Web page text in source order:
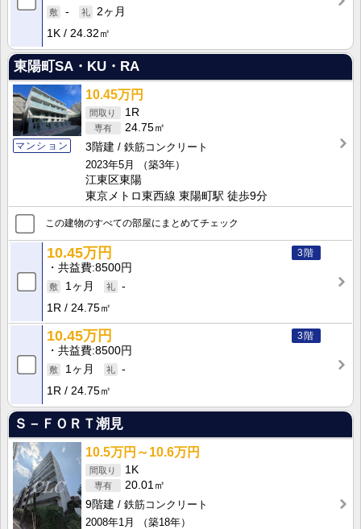
-
2ヶ月
1K
24.32㎡
東陽町SA・KU・RA
マンション
10.45万円
1R
24.75㎡
3階建
鉄筋コンクリート
2023年5月
（築3年）
江東区東陽
東京メトロ東西線 東陽町駅 徒歩9分
この建物のすべての部屋にまとめてチェック
3階
10.45万円
共益費 8500円
1ヶ月
-
1R
24.75㎡
3階
10.45万円
共益費 8500円
1ヶ月
-
1R
24.75㎡
Ｓ－ＦＯＲＴ潮見
10.5万円～10.6万円
1K
20.01㎡
9階建
鉄筋コンクリート
2008年1月
（築18年）